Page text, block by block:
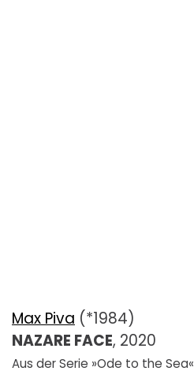
Max Piva (*1984)
NAZARE FACE, 2020
Aus der Serie »Ode to the Sea«